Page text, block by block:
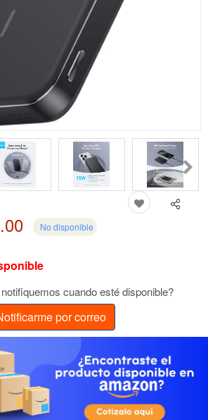
No disponible
cuando esté disponible?
por correo